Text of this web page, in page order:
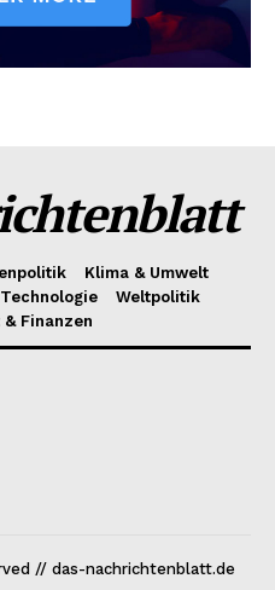
Klima & Umwelt
Technologie
Weltpolitik
Finanzen
// das-nachrichtenblatt.de